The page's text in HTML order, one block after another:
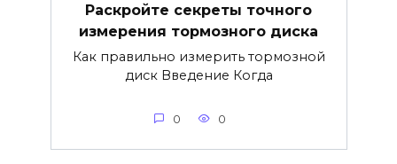
Раскройте секреты точного
измерения тормозного диска
Как правильно измерить тормозной
диск Введение Когда
0 0